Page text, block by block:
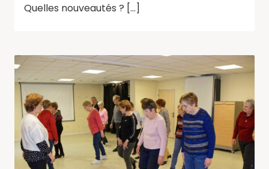
Quelles nouveautés ? […]